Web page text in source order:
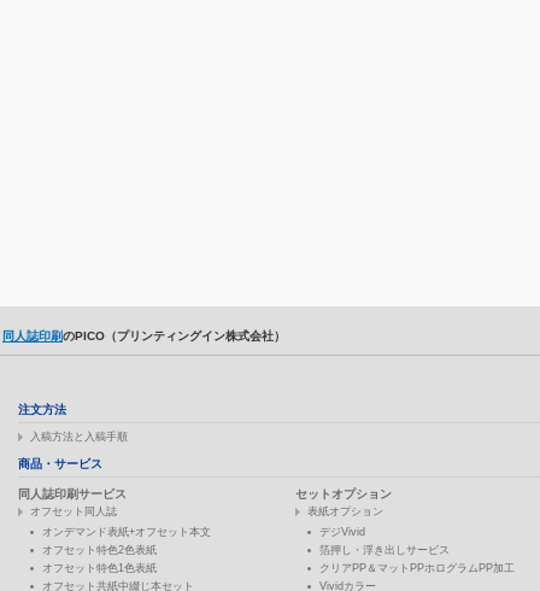
同人誌印刷のPICO（プリンティングイン株式会社）
注文方法
入稿方法と入稿手順
商品・サービス
同人誌印刷サービス
オフセット同人誌
オンデマンド表紙+オフセット本文
オフセット特色2色表紙
オフセット特色1色表紙
オフセット共紙中綴じ本セット
セットオプション
表紙オプション
デジVivid
箔押し・浮き出しサービス
クリアPP＆マットPPホログラムPP加工
Vividカラー